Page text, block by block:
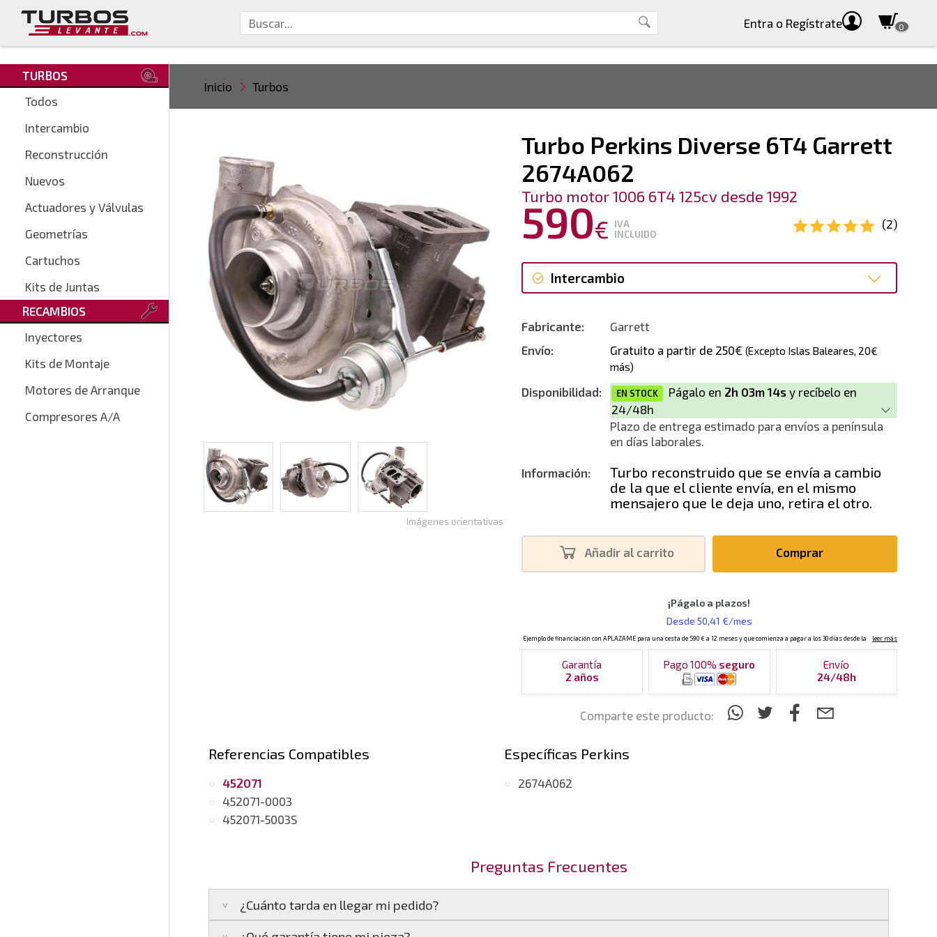
Entra o Regístrate 0
TURBOS
Todos
Intercambio
Reconstrucción
Nuevos
Actuadores y Válvulas
Geometrías
Cartuchos
Kits de Juntas
RECAMBIOS
Inyectores
Kits de Montaje
Motores de Arranque
Compresores A/A
Inicio Turbos
Turbo Perkins Diverse 6T4 Garrett
2674A062
Turbo motor 1006 6T4 125cv desde 1992
590€ IVA
INCLUIDO
(2)
Intercambio
Reconstrucción
Fabricante:
Garrett
Envío:
Gratuito a partir de 250€ (Excepto Islas Baleares, 20€
más)
Disponibilidad: EN STOCK Págalo en 2h 03m 13s y recíbelo en
24/48h
Plazo de entrega estimado para envíos a península
en días laborales.
Información:
Turbo reconstruido que se envía a cambio
de la que el cliente envía, en el mismo
mensajero que le deja uno, retira el otro.
Añadir al carrito Comprar
Garantía
2 años
Pago 100% seguro
Envío
24/48h
Comparte este producto:
Imágenes orientativas
Referencias Compatibles
452071
452071-0003
452071-5003S
Específicas Perkins
2674A062
Preguntas Frecuentes
¿Cuánto tarda en llegar mi pedido?